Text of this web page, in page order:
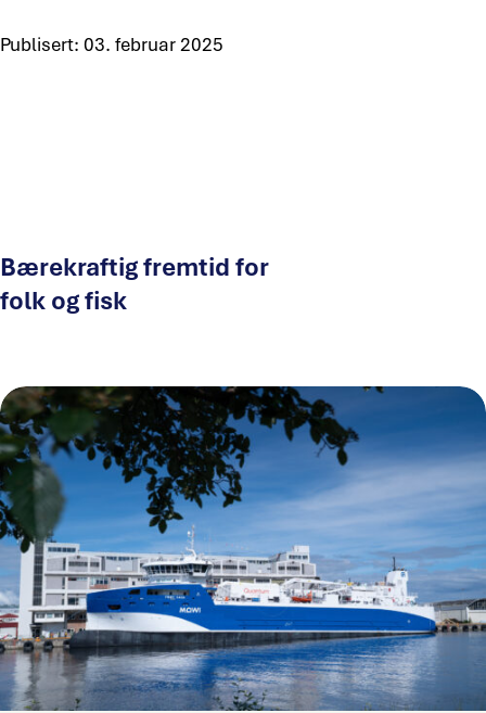
Publisert: 03. februar 2025
Bærekraftig fremtid for
folk og fisk